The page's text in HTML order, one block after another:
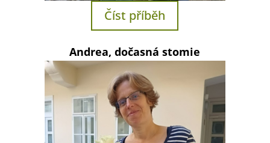
Číst příběh
Andrea, dočasná stomie